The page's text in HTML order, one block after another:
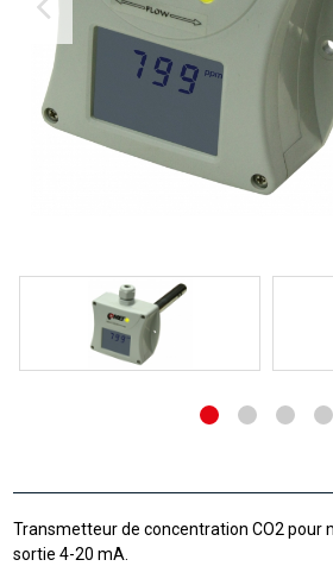
Transmetteur de concentration CO2 pour
sortie 4-20 mA.